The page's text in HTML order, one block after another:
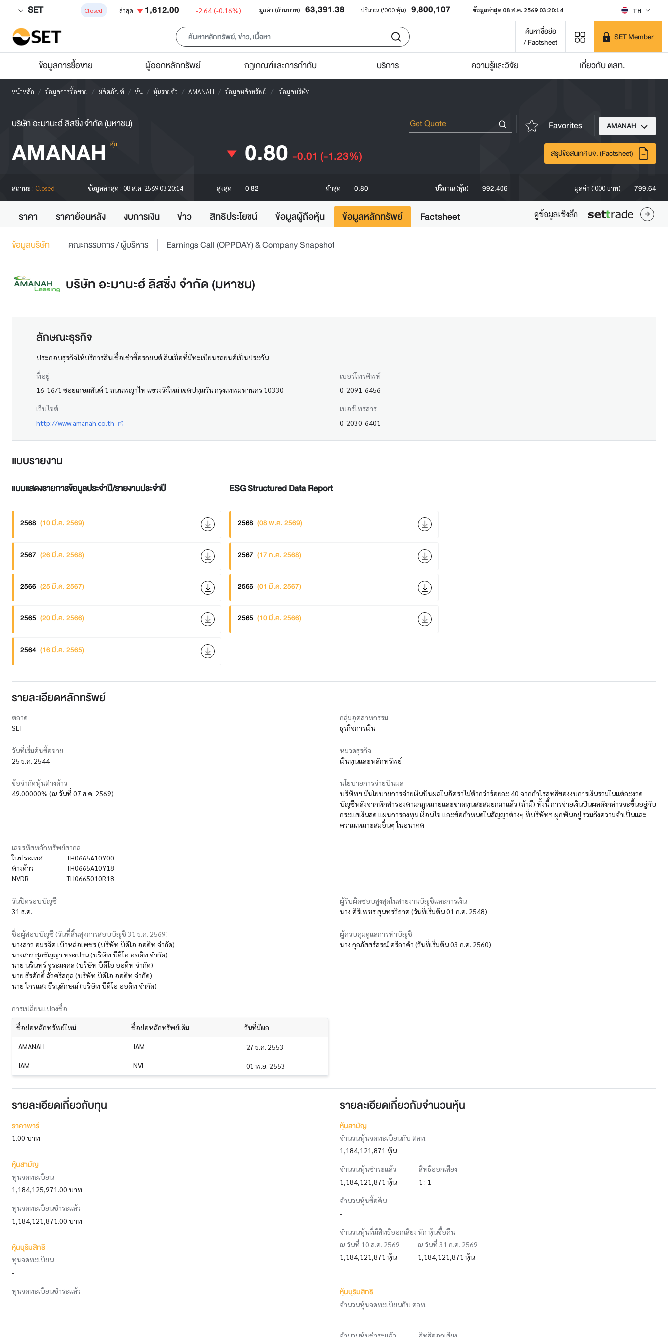
SET Closed ล่าสุด 1,612.00 -2.64 (-0.16%) มูลค่า (ล้านบาท) 63,391.38 ปริมาณ ('000 หุ้น) 9,800,107 ข้อมูลล่าสุด 08 ส.ค. 2569 03:20:14 TH
ค้นหาชื่อย่อ
/ Factsheet
SET Member
ข้อมูลการซื้อขาย ผู้ออกหลักทรัพย์ กฎเกณฑ์และการกำกับ บริการ ความรู้และวิจัย เกี่ยวกับ ตลท.
หน้าหลัก ข้อมูลการซื้อขาย ผลิตภัณฑ์ หุ้น หุ้นรายตัว AMANAH ข้อมูลหลักทรัพย์ ข้อมูลบริษัท
บริษัท อะมานะฮ์ ลิสซิ่ง จำกัด (มหาชน) Favorites AMANAH
AMANAH หุ้น 0.80 -0.01 (-1.23%) สรุปข้อสนเทศ บจ. (Factsheet)
สถานะ : Closed ข้อมูลล่าสุด : 08 ส.ค. 2569 03:20:14 สูงสุด 0.82 ต่ำสุด 0.80 ปริมาณ (หุ้น) 992,406 มูลค่า ('000 บาท) 799.64
ราคา ราคาย้อนหลัง งบการเงิน ข่าว สิทธิประโยชน์ ข้อมูลผู้ถือหุ้น ข้อมูลหลักทรัพย์ Factsheet ดูข้อมูลเชิงลึก
ข้อมูลบริษัท คณะกรรมการ / ผู้บริหาร Earnings Call (OPPDAY) & Company Snapshot
บริษัท อะมานะฮ์ ลิสซิ่ง จำกัด (มหาชน)
ลักษณะธุรกิจ
ประกอบธุรกิจให้บริการสินเชื่อเช่าซื้อรถยนต์ สินเชื่อที่มีทะเบียนรถยนต์เป็นประกัน
ที่อยู่
16-16/1 ซอยเกษมสันต์ 1 ถนนพญาไท แขวงวังใหม่ เขตปทุมวัน กรุงเทพมหานคร 10330
เบอร์โทรศัพท์
0-2091-6456
เว็บไซต์
http://www.amanah.co.th
เบอร์โทรสาร
0-2030-6401
แบบรายงาน
แบบแสดงรายการข้อมูลประจำปี/รายงานประจำปี
2568 (10 มี.ค. 2569)
2567 (26 มี.ค. 2568)
2566 (25 มี.ค. 2567)
2565 (20 มี.ค. 2566)
2564 (16 มี.ค. 2565)
ESG Structured Data Report
2568 (08 พ.ค. 2569)
2567 (17 ก.ค. 2568)
2566 (01 มี.ค. 2567)
2565 (10 มี.ค. 2566)
รายละเอียดหลักทรัพย์
ตลาด
SET
กลุ่มอุตสาหกรรม
ธุรกิจการเงิน
วันที่เริ่มต้นซื้อขาย
25 ธ.ค. 2544
หมวดธุรกิจ
เงินทุนและหลักทรัพย์
ข้อจำกัดหุ้นต่างด้าว
49.00000% (ณ วันที่ 07 ส.ค. 2569)
นโยบายการจ่ายปันผล
บริษัทฯ มีนโยบายการจ่ายเงินปันผลในอัตราไม่ต่ำกว่าร้อยละ 40 จากกำไรสุทธิของงบการเงินรวมในแต่ละงวด
บัญชีหลังจากหักสำรองตามกฎหมายและขาดทุนสะสมยกมาแล้ว (ถ้ามี) ทั้งนี้ การจ่ายเงินปันผลดังกล่าวจะขึ้นอยู่กับ
กระแสเงินสด แผนการลงทุน เงื่อนไข และข้อกำหนดในสัญญาต่างๆ ที่บริษัทฯ ผูกพันอยู่ รวมถึงความจำเป็นและ
ความเหมาะสมอื่นๆ ในอนาคต
เลขรหัสหลักทรัพย์สากล
ในประเทศ
TH0665A10Y00
ต่างด้าว
TH0665A10Y18
NVDR
TH0665010R18
วันปิดรอบบัญชี
31 ธ.ค.
ชื่อผู้สอบบัญชี (วันที่สิ้นสุดการสอบบัญชี 31 ธ.ค. 2569)
นางสาว อมรจิต เบ้าหล่อเพชร (บริษัท บีดีโอ ออดิท จำกัด)
นางสาว สุภชัญญา ทองปาน (บริษัท บีดีโอ ออดิท จำกัด)
นาย นรินทร์ จูระมงคล (บริษัท บีดีโอ ออดิท จำกัด)
นาย ธีรศักดิ์ ฉั่วศรีสกุล (บริษัท บีดีโอ ออดิท จำกัด)
นาย ไกรแสง ธีรนุลักษณ์ (บริษัท บีดีโอ ออดิท จำกัด)
ผู้รับผิดชอบสูงสุดในสายงานบัญชีและการเงิน
นาง ศิริเพชร สุนทรวิภาต (วันที่เริ่มต้น 01 ก.ค. 2548)
ผู้ควบคุมดูแลการทำบัญชี
นาง กุลภัสสร์สรณ์ ศรีลาคำ (วันที่เริ่มต้น 03 ก.ค. 2560)
การเปลี่ยนแปลงชื่อ
ชื่อย่อหลักทรัพย์ใหม่ ชื่อย่อหลักทรัพย์เดิม วันที่มีผล
AMANAH IAM 27 ธ.ค. 2553
IAM NVL 01 พ.ย. 2553
รายละเอียดเกี่ยวกับทุน
ราคาพาร์
1.00 บาท
หุ้นสามัญ
ทุนจดทะเบียน
1,184,125,971.00 บาท
ทุนจดทะเบียนชำระแล้ว
1,184,121,871.00 บาท
หุ้นบุริมสิทธิ
ทุนจดทะเบียน
-
ทุนจดทะเบียนชำระแล้ว
-
รายละเอียดเกี่ยวกับจำนวนหุ้น
หุ้นสามัญ
จำนวนหุ้นจดทะเบียนกับ ตลท.
1,184,121,871 หุ้น
จำนวนหุ้นชำระแล้ว
1,184,121,871 หุ้น
สิทธิออกเสียง
1 : 1
จำนวนหุ้นซื้อคืน
-
จำนวนหุ้นที่มีสิทธิออกเสียง หัก หุ้นซื้อคืน
ณ วันที่ 10 ส.ค. 2569
1,184,121,871 หุ้น
ณ วันที่ 31 ก.ค. 2569
1,184,121,871 หุ้น
หุ้นบุริมสิทธิ
จำนวนหุ้นจดทะเบียนกับ ตลท.
-
จำนวนหุ้นชำระแล้ว สิทธิออกเสียง